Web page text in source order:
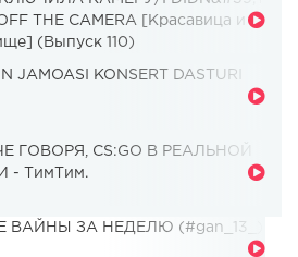
THE CAMERA [Красавица и
(Выпуск 110)
JAMOASI KONSERT DASTURI
ГОВОРЯ, CS:GO В РЕАЛЬНОЙ
- ТимТим.
ВАЙНЫ ЗА НЕДЕЛЮ (#gan_13_)